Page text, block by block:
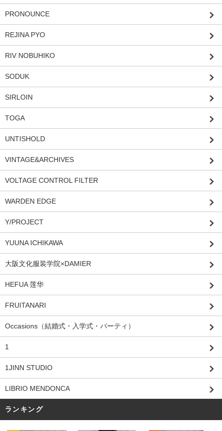
PRONOUNCE
REJINA PYO
RIV NOBUHIKO
SODUK
SIRLOIN
TOGA
UNTISHOLD
VINTAGE&ARCHIVES
VOLTAGE CONTROL FILTER
WARDEN EDGE
Y/PROJECT
YUUNA ICHIKAWA
大阪文化服装学院×DAMIER
HEFUA 莲华
FRUITANARI
Occasions（結婚式・入学式・パーティ）
1
1JINN STUDIO
LIBRIO MENDONCA
ランキング